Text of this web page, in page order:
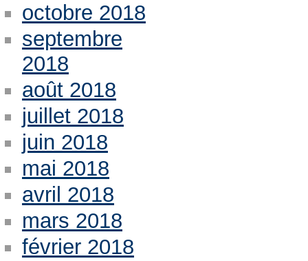
octobre 2018
septembre
2018
août 2018
juillet 2018
juin 2018
mai 2018
avril 2018
mars 2018
février 2018